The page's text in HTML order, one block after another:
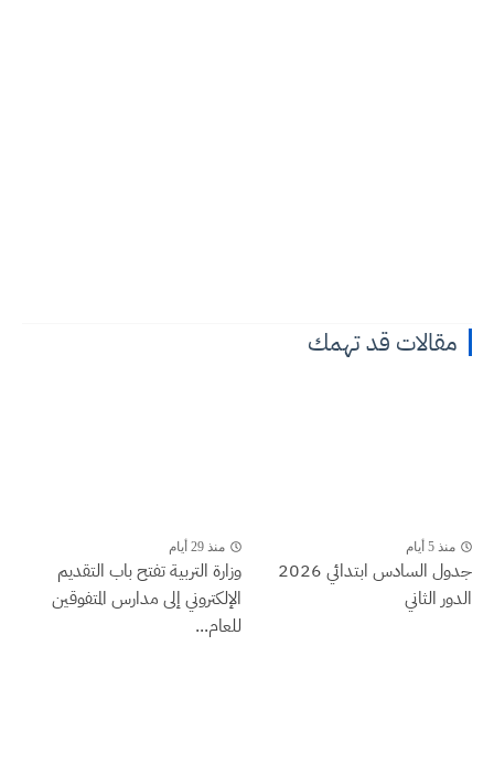
مقالات قد تهمك
منذ 5 أيام
جدول السادس ابتدائي 2026
الدور الثاني
منذ 29 أيام
وزارة التربية تفتح باب التقديم
الإلكتروني إلى مدارس المتفوقين
للعام...